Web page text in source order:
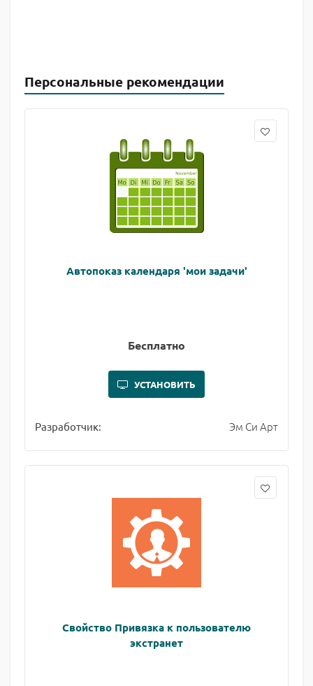
Персональные рекомендации
Автопоказ календаря 'мои задачи'
Бесплатно
УСТАНОВИТЬ
Разработчик: Эм Си Арт
Свойство Привязка к пользователю
экстранет